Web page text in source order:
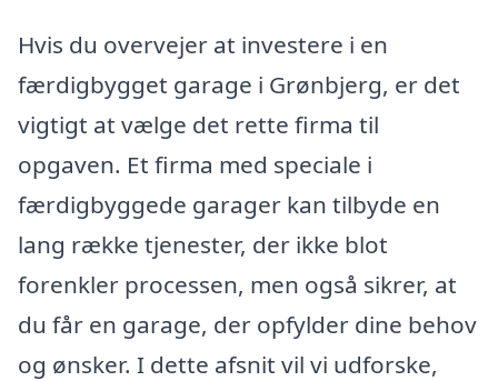
Hvis du overvejer at investere i en
færdigbygget garage i Grønbjerg, er det
vigtigt at vælge det rette firma til
opgaven. Et firma med speciale i
færdigbyggede garager kan tilbyde en
lang række tjenester, der ikke blot
forenkler processen, men også sikrer, at
du får en garage, der opfylder dine behov
og ønsker. I dette afsnit vil vi udforske,